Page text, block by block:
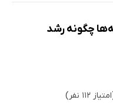
چگونه رشد
۱۱۲ نفر)